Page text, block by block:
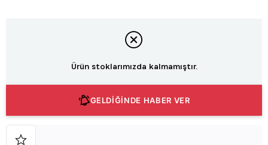
Ürün stoklarımızda kalmamıştır.
GELDİĞİNDE HABER VER